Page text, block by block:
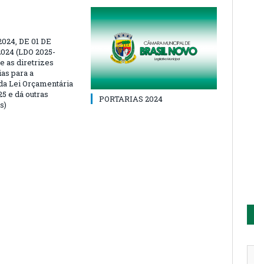
DE 01 DE
(LDO 2025-
as diretrizes
para a
Lei Orçamentária
e dá outras
PORTARIAS 2024